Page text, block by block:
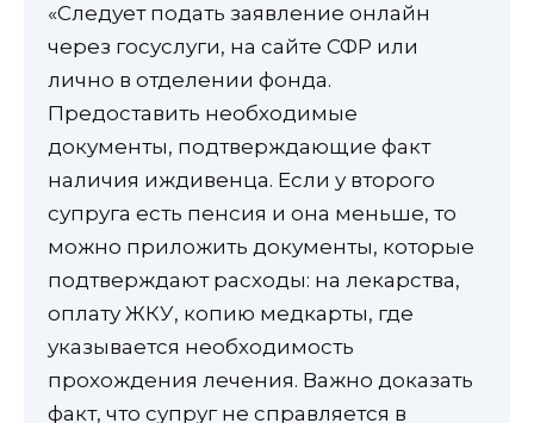
«Следует подать заявление онлайн
через госуслуги, на сайте СФР или
лично в отделении фонда.
Предоставить необходимые
документы, подтверждающие факт
наличия иждивенца. Если у второго
супруга есть пенсия и она меньше, то
можно приложить документы, которые
подтверждают расходы: на лекарства,
оплату ЖКУ, копию медкарты, где
указывается необходимость
прохождения лечения. Важно доказать
факт, что супруг не справляется в